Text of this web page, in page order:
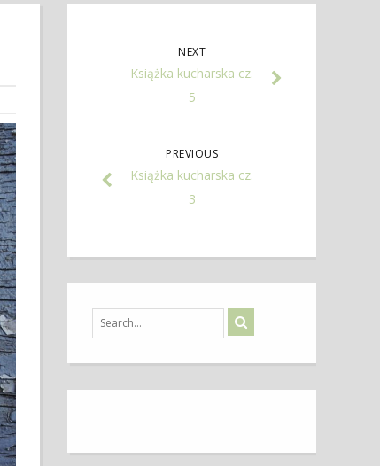
NEXT
Książka kucharska cz.
5
PREVIOUS
Książka kucharska cz.
3